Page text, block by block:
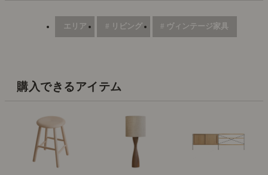
エリア # リビング # ヴィンテージ家具
購入できるアイテム